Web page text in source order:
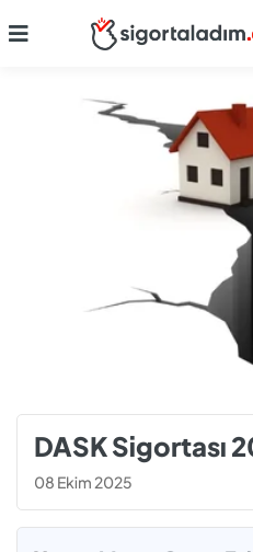
DASK Sigortası
08 Ekim 2025